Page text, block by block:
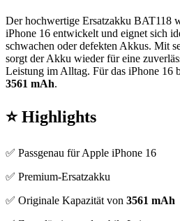
Der hochwertige Ersatzakku BAT118
iPhone 16 entwickelt und eignet sich
schwachen oder defekten Akkus. Mit
sorgt der Akku wieder für eine
Leistung im Alltag. Für das iPhone 16
3561 mAh.
⭐ Highlights
✅ Passgenau für Apple iPhone 16
✅ Premium-Ersatzakku
✅ Originale Kapazität von 3561 mAh